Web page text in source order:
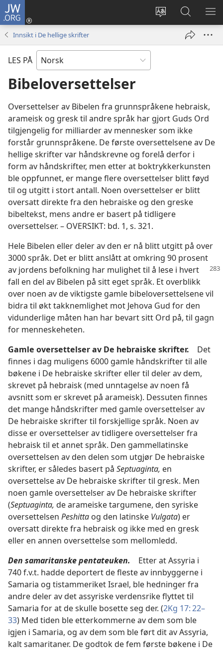
JW.ORG
Endre
Logg
inn
vindu)
Søk
på
JW.ORG
VIS
Innsikt i De hellige skrifter
LES PÅ
Bibeloversettelser
Oversettelser av Bibelen fra grunnspråkene hebraisk,
arameisk og gresk til andre språk har gjort Guds Ord
tilgjengelig for milliarder av mennesker som ikke
forstår grunnspråkene. De første oversettelsene av De
hellige skrifter var håndskrevne og forelå derfor i
form av håndskrifter, men etter at boktrykkerkunsten
ble oppfunnet, er mange flere oversettelser blitt føyd
til og utgitt i stort antall. Noen oversettelser er blitt
oversatt direkte fra den hebraiske og den greske
bibeltekst, mens andre er basert på tidligere
oversettelser. – OVERSIKT: bd. 1, s. 321.
Hele Bibelen eller deler av den er nå blitt utgitt på over
3000 språk. Det er blitt anslått at omkring 90 prosent
av jordens befolkning har mulighet til å lese i hvert
fall en del av Bibelen på sitt eget språk. Et overblikk
over noen av de viktigste gamle bibeloversettelsene vil
bidra til økt takknemlighet mot Jehova Gud for den
vidunderlige måten han har bevart sitt Ord på, til gagn
for menneskeheten.
Gamle oversettelser av De hebraiske skrifter. Det
finnes i dag muligens 6000 gamle håndskrifter til alle
bøkene i De hebraiske skrifter eller til deler av dem,
skrevet på hebraisk (med unntagelse av noen få
avsnitt som er skrevet på arameisk). Dessuten finnes
det mange håndskrifter med gamle oversettelser av
De hebraiske skrifter til forskjellige språk. Noen av
disse er oversettelser av tidligere oversettelser fra
hebraisk til et annet språk. Den gammellatinske
oversettelsen av den delen som utgjør De hebraiske
skrifter, er således basert på Septuaginta, en
oversettelse av De hebraiske skrifter til gresk. Men
noen gamle oversettelser av De hebraiske skrifter
(Septuaginta, de arameiske targumene, den syriske
oversettelsen Peshitta og den latinske Vulgata) er
oversatt direkte fra hebraisk og ikke med en gresk
eller en annen oversettelse som mellomledd.
Den samaritanske pentateuken. Etter at Assyria i
740 f.v.t. hadde deportert de fleste av innbyggerne i
Samaria og tistammeriket Israel, ble hedninger fra
andre deler av det assyriske verdensrike flyttet til
Samaria for at de skulle bosette seg der. (2Kg 17: 22–
33) Med tiden ble etterkommerne av dem som ble
igjen i Samaria, og av dem som ble ført dit av Assyria,
kalt samaritaner. De godtok de fem første bøkene i De